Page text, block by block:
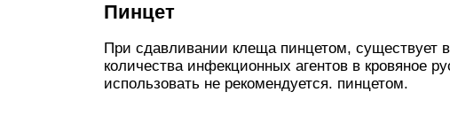
Пинцет
При сдавливании клеща пинцетом, существует
количества инфекционных агентов в кровяное
использовать не рекомендуется. пинцетом.